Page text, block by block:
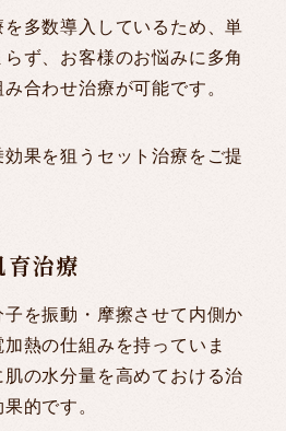
多数導入しているため、単
ず、お客様のお悩みに多角
合わせ治療が可能です。
果を狙うセット治療をご提
治療
を振動・摩擦させて内側か
熱の仕組みを持っていま
の水分量を高めておける治
的です。